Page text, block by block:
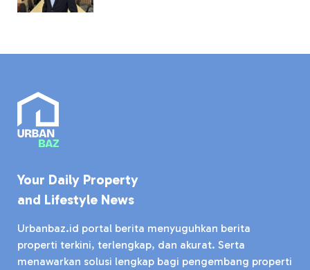
Your Daily Property
and Lifestyle News
Urbanbaz.id portal berita menyuguhkan berita
properti terkini, terlengkap, dan akurat. Serta
menawarkan solusi lengkap bagi pengembang properti